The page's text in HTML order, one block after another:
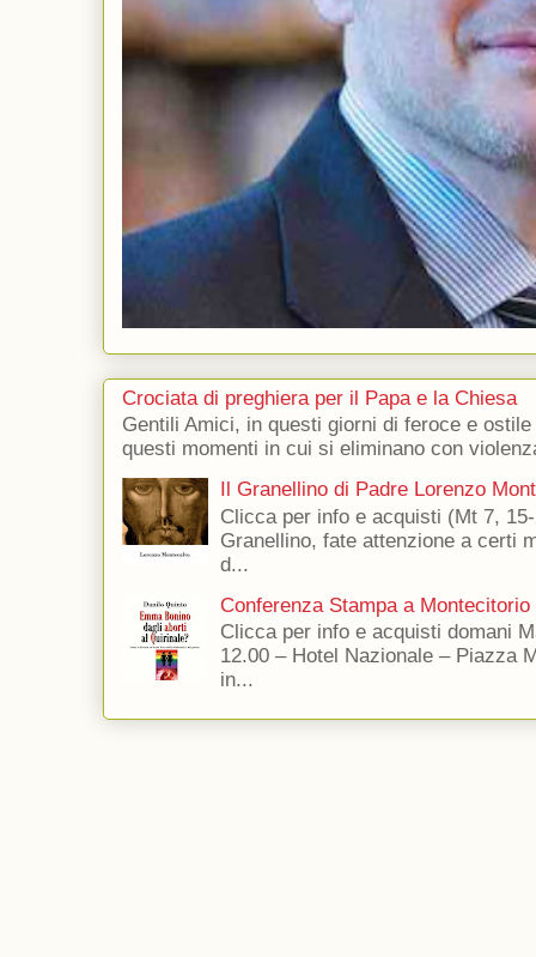
Crociata di preghiera per il Papa e la Chiesa
Gentili Amici, in questi giorni di feroce e
questi momenti in cui si eliminano con
Il Granellino di Padre Lorenzo
Clicca per info e acquisti (Mt 7,
Granellino, fate attenzione a certi
d...
Conferenza Stampa a Montecitorio
Clicca per info e acquisti domani
12.00 – Hotel Nazionale – Piazza
in...